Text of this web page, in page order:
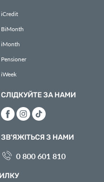
iCredit
BiMonth
iMonth
Pensioner
iWeek
СЛІДКУЙТЕ ЗА НАМИ
ЗВ'ЯЖІТЬСЯ З НАМИ
0 800 601 810